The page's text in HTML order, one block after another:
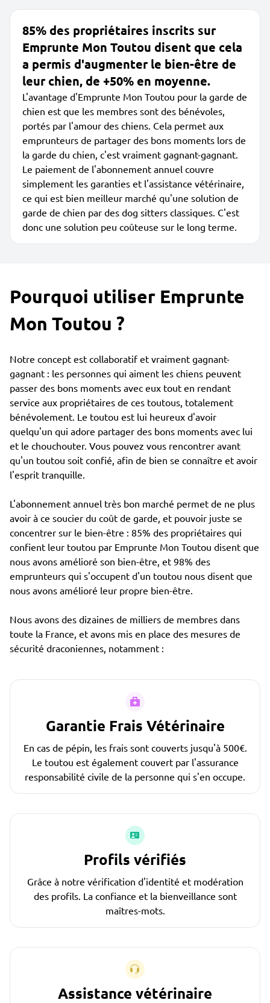
85% des propriétaires inscrits sur
Emprunte Mon Toutou disent que cela
a permis d'augmenter le bien-être de
leur chien, de +50% en moyenne.
L'avantage d'Emprunte Mon Toutou pour la garde de
chien est que les membres sont des bénévoles,
portés par l'amour des chiens. Cela permet aux
emprunteurs de partager des bons moments lors de
la garde du chien, c'est vraiment gagnant-gagnant.
Le paiement de l'abonnement annuel couvre
simplement les garanties et l'assistance vétérinaire,
ce qui est bien meilleur marché qu'une solution de
garde de chien par des dog sitters classiques. C'est
donc une solution peu coûteuse sur le long terme.
Pourquoi utiliser Emprunte
Mon Toutou ?
Notre concept est collaboratif et vraiment gagnant-
gagnant : les personnes qui aiment les chiens peuvent
passer des bons moments avec eux tout en rendant
service aux propriétaires de ces toutous, totalement
bénévolement. Le toutou est lui heureux d'avoir
quelqu'un qui adore partager des bons moments avec lui
et le chouchouter. Vous pouvez vous rencontrer avant
qu'un toutou soit confié, afin de bien se connaître et avoir
l'esprit tranquille.
L'abonnement annuel très bon marché permet de ne plus
avoir à ce soucier du coût de garde, et pouvoir juste se
concentrer sur le bien-être : 85% des propriétaires qui
confient leur toutou par Emprunte Mon Toutou disent que
nous avons amélioré son bien-être, et 98% des
emprunteurs qui s'occupent d'un toutou nous disent que
nous avons amélioré leur propre bien-être.
Nous avons des dizaines de milliers de membres dans
toute la France, et avons mis en place des mesures de
sécurité draconiennes, notamment :
Garantie Frais Vétérinaire
En cas de pépin, les frais sont couverts jusqu'à 500€.
Le toutou est également couvert par l'assurance
responsabilité civile de la personne qui s'en occupe.
Profils vérifiés
Grâce à notre vérification d'identité et modération
des profils. La confiance et la bienveillance sont
maîtres-mots.
Assistance vétérinaire